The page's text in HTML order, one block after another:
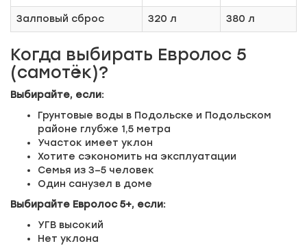
Залповый сброс 320 л 380 л
Когда выбирать Евролос 5
(самотёк)?
Выбирайте, если:
Грунтовые воды в Подольске и Подольском
районе глубже 1,5 метра
Участок имеет уклон
Хотите сэкономить на эксплуатации
Семья из 3–5 человек
Один санузел в доме
Выбирайте Евролос 5+, если:
УГВ высокий
Нет уклона